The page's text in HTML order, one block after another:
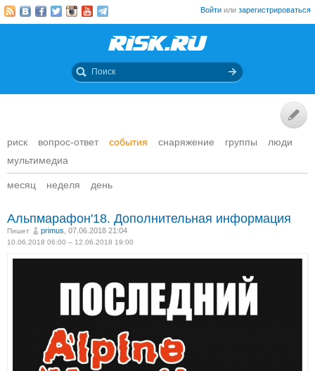
Войти или зарегистрироваться
риск вопрос-ответ события снаряжение группы
люди
мультимедиа
месяц неделя день
Альпмарафон'18. Дополнительная информация
Пишет primus , 07.06.2018 21:04
10.06.2018 06:00 – 12.06.2018 19:00